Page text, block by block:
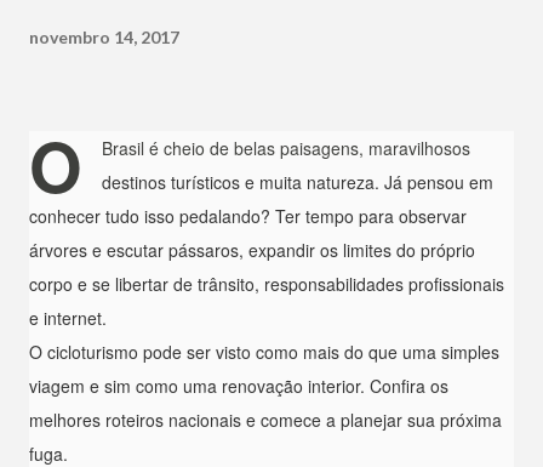
novembro 14, 2017
O
Brasil é cheio de belas paisagens, maravilhosos
destinos turísticos e muita natureza. Já pensou em
conhecer tudo isso pedalando? Ter tempo para observar
árvores e escutar pássaros, expandir os limites do próprio
corpo e se libertar de trânsito, responsabilidades profissionais
e internet.
O cicloturismo pode ser visto como mais do que uma simples
viagem e sim como uma renovação interior. Confira os
melhores roteiros nacionais e comece a planejar sua próxima
fuga.